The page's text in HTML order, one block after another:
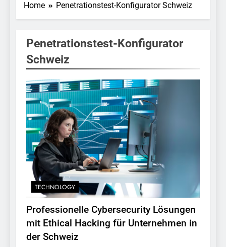
Home Penetrationstest-Konfigurator Schweiz
Penetrationstest-Konfigurator
Schweiz
TECHNOLOGY
Professionelle Cybersecurity Lösungen
mit Ethical Hacking für Unternehmen in
der Schweiz